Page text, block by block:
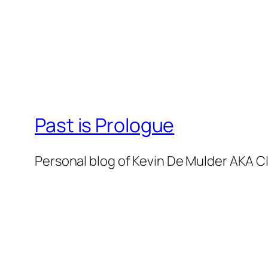
Past is Prologue
Personal blog of Kevin De Mulder AKA